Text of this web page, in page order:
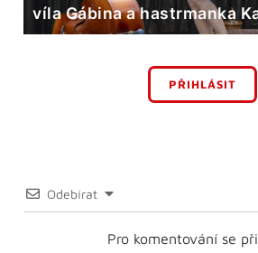
víla Gábina a hastrmanka
PŘIHLÁSIT
Odebírat
Pro komentování se